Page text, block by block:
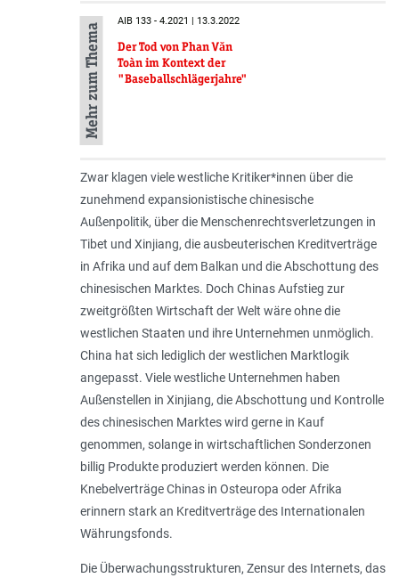
Mehr zum Thema
AIB 133 - 4.2021 | 13.3.2022
Der Tod von Phan Văn
Toàn im Kontext der
"Baseballschlägerjahre"
Zwar klagen viele westliche Kritiker*innen über die
zunehmend expansionistische chinesi­sche
Außenpolitik, über die Men­schen­rechts­verletzungen in
Tibet und Xinjiang, die ausbeuterischen Kreditverträge
in Afrika und auf dem Balkan und die Abschottung des
chinesischen Marktes. Doch Chinas Aufstieg zur
zweitgrößten Wirtschaft der Welt wäre ohne die
westlichen Staaten und ihre Unternehmen unmöglich.
China hat sich lediglich der westlichen Marktlogik
angepasst. Viele westliche Unternehmen haben
Außenstellen in Xinjiang, die Abschottung und Kontrolle
des chinesischen Marktes wird gerne in Kauf
genommen, solange in wirtschaftlichen Sonderzonen
billig Produkte produziert werden können. Die
Knebelverträge Chinas in Osteuropa oder Afrika
erinnern stark an Kreditverträge des Internationalen
Währungsfonds.
Die Über­wachungsstruk­turen, Zensur des Inter­nets, das